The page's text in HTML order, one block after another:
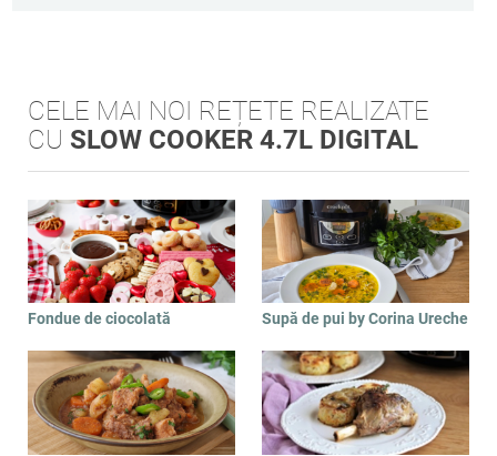
CELE MAI NOI REȚETE REALIZATE
CU SLOW COOKER 4.7L DIGITAL
Fondue de ciocolată Supă de pui by Corina Ureche